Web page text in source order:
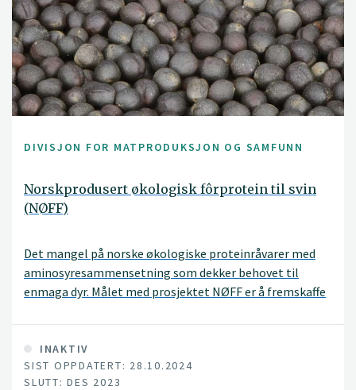
DIVISJON FOR MATPRODUKSJON OG SAMFUNN
Norskprodusert økologisk fôrprotein til svin
(NØFF)
Det mangel på norske økologiske proteinråvarer med
aminosyresammensetning som dekker behovet til
enmaga dyr. Målet med prosjektet NØFF er å fremskaffe
fôr som vil bidra til å sikre proteinforsyningen i
økologisk svinehold i henhold til nytt økologiregelverk.
INAKTIV
SIST OPPDATERT: 28.10.2024
SLUTT: DES 2023